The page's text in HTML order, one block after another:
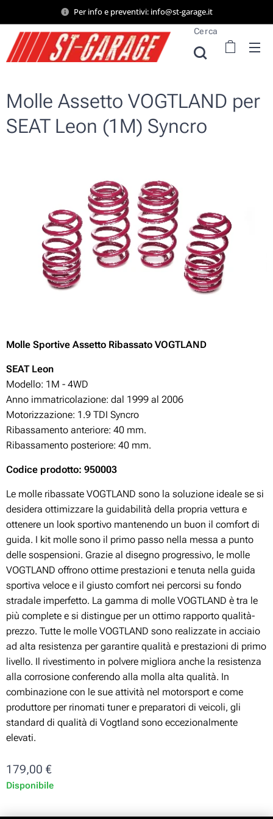
Per info e preventivi: info@st-garage.it
Cerca
Molle Assetto VOGTLAND per
SEAT Leon (1M) Syncro
Molle Sportive Assetto Ribassato VOGTLAND
SEAT Leon
Modello: 1M - 4WD
Anno immatricolazione: dal 1999 al 2006
Motorizzazione: 1.9 TDI Syncro
Ribassamento anteriore: 40 mm.
Ribassamento posteriore: 40 mm.
Codice prodotto: 950003
Le molle ribassate VOGTLAND sono la soluzione ideale se si
desidera ottimizzare la guidabilità della propria vettura e
ottenere un look sportivo mantenendo un buon il comfort di
guida. I kit molle sono il primo passo nella messa a punto
delle sospensioni. Grazie al disegno progressivo, le molle
VOGTLAND offrono ottime prestazioni e tenuta nella guida
sportiva veloce e il giusto comfort nei percorsi su fondo
stradale imperfetto. La gamma di molle VOGTLAND è tra le
più complete e si distingue per un ottimo rapporto qualità-
prezzo. Tutte le molle VOGTLAND sono realizzate in acciaio
ad alta resistenza per garantire qualità e prestazioni di primo
livello. Il rivestimento in polvere migliora anche la resistenza
alla corrosione conferendo alla molla alta qualità. In
combinazione con le sue attività nel motorsport e come
produttore per rinomati tuner e preparatori di veicoli, gli
standard di qualità di Vogtland sono eccezionalmente
elevati.
179,00 €
Disponibile